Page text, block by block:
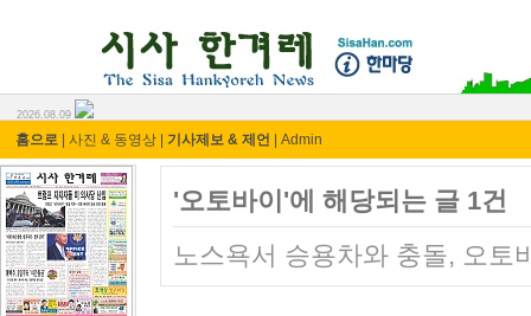
2026.08.09
홈으로 사진 & 동영상 기사제보 & 제언 Admin
'오토바이'에 해당되는 글 1건
노스욕서 승용차와 충돌, 오토